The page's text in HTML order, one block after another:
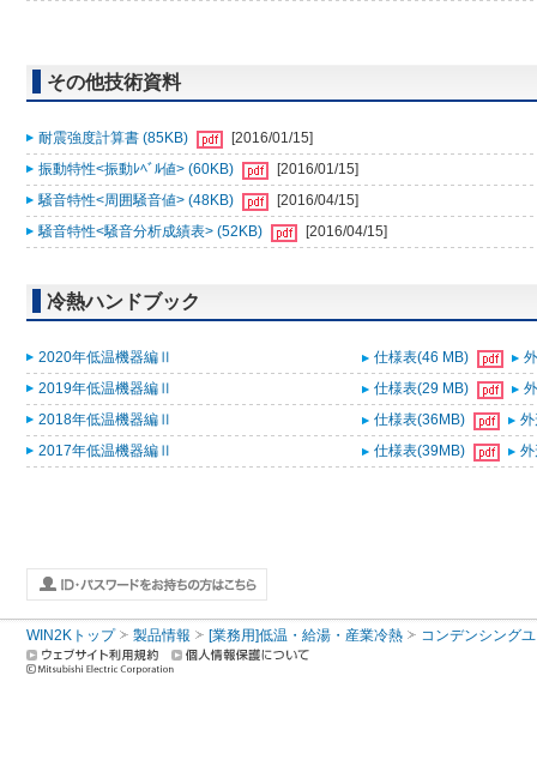
その他技術資料
耐震強度計算書 (85KB)
[2016/01/15]
振動特性<振動ﾚﾍﾞﾙ値> (60KB)
[2016/01/15]
騒音特性<周囲騒音値> (48KB)
[2016/04/15]
騒音特性<騒音分析成績表> (52KB)
[2016/04/15]
冷熱ハンドブック
2020年低温機器編Ⅱ 仕様表(46 MB)
2019年低温機器編Ⅱ
仕様表(29 MB)
2018年低温機器編Ⅱ
仕様表(36MB)
2017年低温機器編Ⅱ
仕様表(39MB)
WIN2Kトップ 製品情報 [業務用]低温・給湯・産業冷熱 コンデンシング